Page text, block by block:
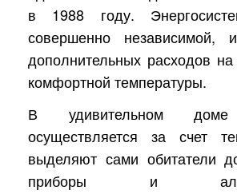
в 1988 году.
совершенно независимой,
дополнительных расходов
комфортной температуры.
В удивительном доме
осуществляется за счет
выделяют сами обитатели
приборы и